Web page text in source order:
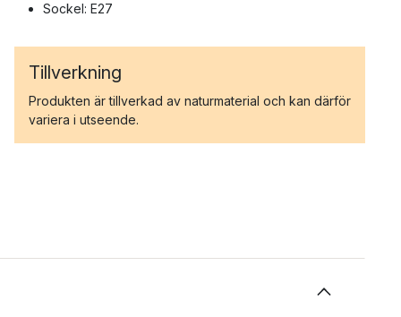
Sockel: E27
Tillverkning
Produkten är tillverkad av naturmaterial och kan därför
variera i utseende.